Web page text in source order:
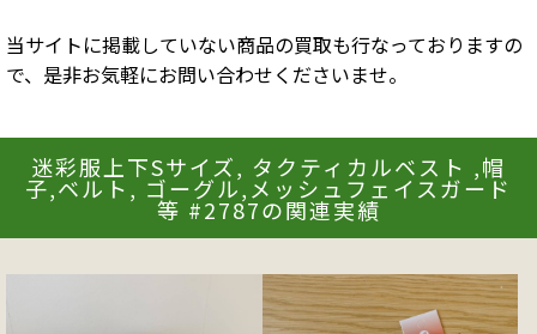
当サイトに掲載していない商品の買取も行なっておりますの
で、是非お気軽にお問い合わせくださいませ。
迷彩服上下Sサイズ, タクティカルベスト ,帽
子,ベルト, ゴーグル,メッシュフェイスガード
等 #2787の関連実績